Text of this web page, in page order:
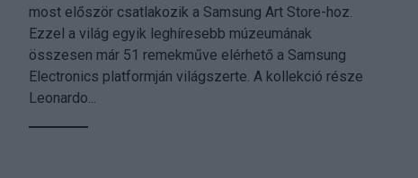
most először csatlakozik a Samsung Art Store-hoz.
Ezzel a világ egyik leghíresebb múzeumának
összesen már 51 remekműve elérhető a Samsung
Electronics platformján világszerte. A kollekció része
Leonardo...